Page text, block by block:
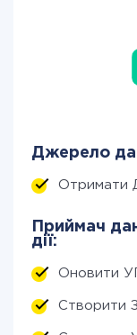
Джерело
Отримати
Приймач
дії:
Оновити
Створити